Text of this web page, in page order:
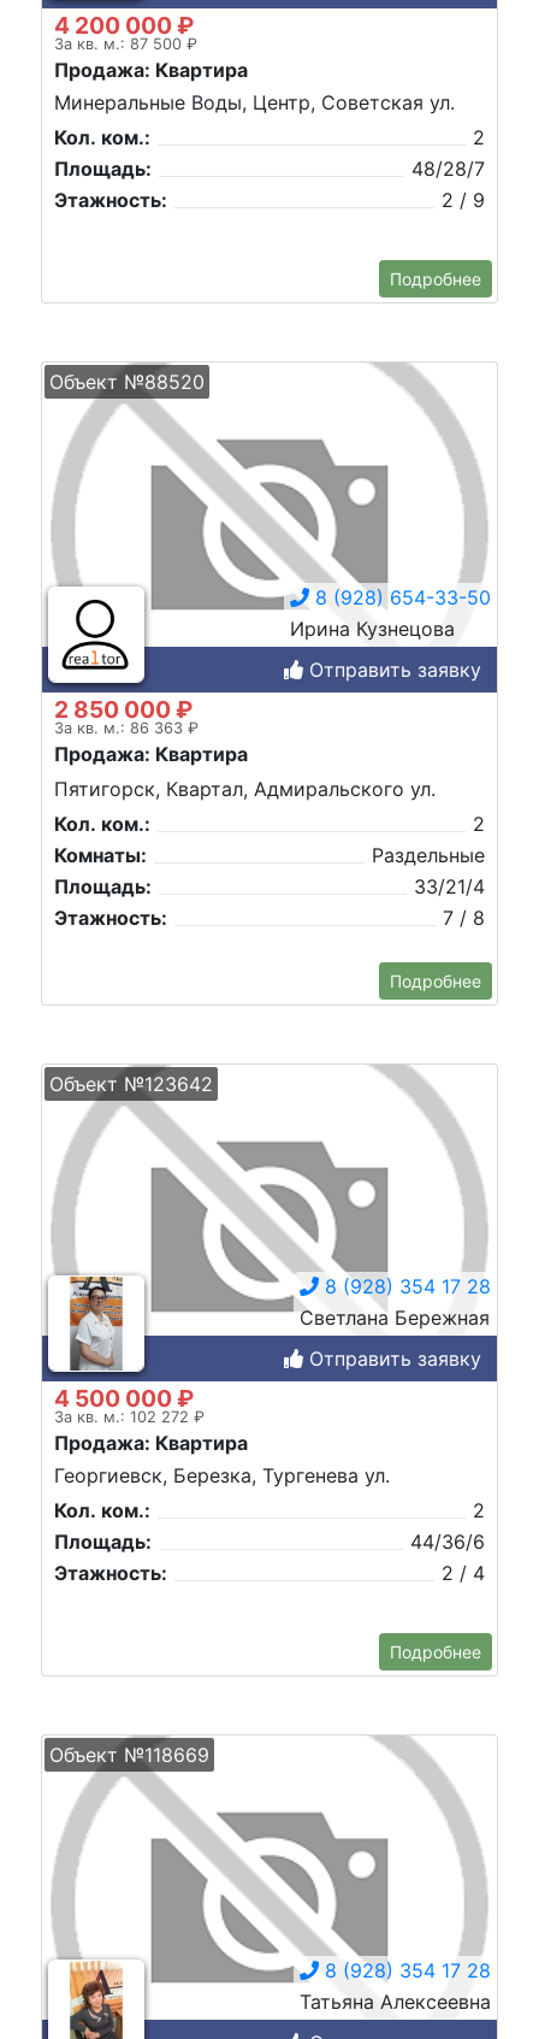
4 200 000 ₽
За кв. м.: 87 500 ₽
Продажа: Квартира
Минеральные Воды, Центр, Советская ул.
Кол. ком.:
2
Площадь:
48/28/7
Этажность:
2 / 9
Подробнее
Объект №88520
8 (928) 654-33-50
Ирина Кузнецова
Отправить заявку
2 850 000 ₽
За кв. м.: 86 363 ₽
Продажа: Квартира
Пятигорск, Квартал, Адмиральского ул.
Кол. ком.:
2
Комнаты:
Раздельные
Площадь:
33/21/4
Этажность:
7 / 8
Подробнее
Объект №123642
8 (928) 354 17 28
Светлана Бережная
Отправить заявку
4 500 000 ₽
За кв. м.: 102 272 ₽
Продажа: Квартира
Георгиевск, Березка, Тургенева ул.
Кол. ком.:
2
Площадь:
44/36/6
Этажность:
2 / 4
Подробнее
Объект №118669
8 (928) 354 17 28
Татьяна Алексеевна